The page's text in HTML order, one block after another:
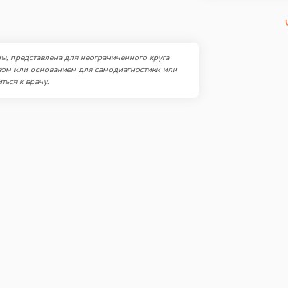
для неограниченного круга
или основанием для самодиагностики или
к врачу.